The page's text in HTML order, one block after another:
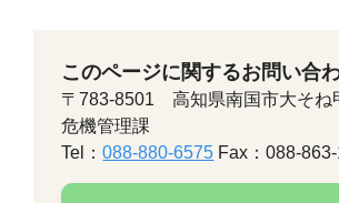
このページに関するお問い合
〒783-8501 高知県南国市大そね
危機管理課
Tel：088-880-6575 Fax：088-